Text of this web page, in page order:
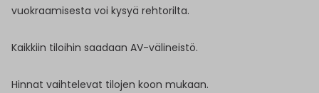
vuokraamisesta voi kysyä rehtorilta.
Kaikkiin tiloihin saadaan AV-välineistö.
Hinnat vaihtelevat tilojen koon mukaan.